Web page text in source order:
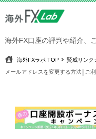
海外FX口座の評判や紹介、
海外FXラボ TOP
賢威リンク
メールアドレスを変更する方法│ご